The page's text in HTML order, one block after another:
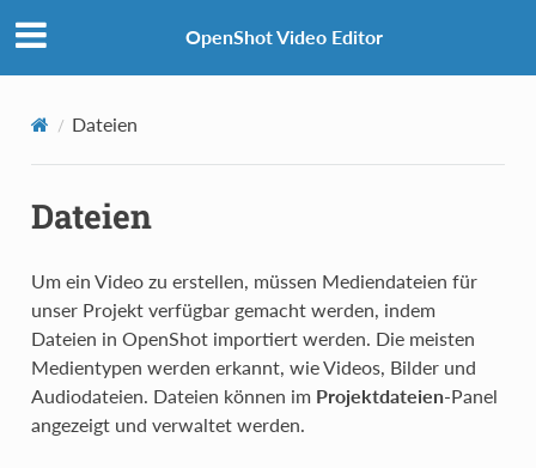
OpenShot Video Editor
Dateien
Dateien
Um ein Video zu erstellen, müssen Mediendateien für
unser Projekt verfügbar gemacht werden, indem
Dateien in OpenShot importiert werden. Die meisten
Medientypen werden erkannt, wie Videos, Bilder und
Audiodateien. Dateien können im Projektdateien-Panel
angezeigt und verwaltet werden.